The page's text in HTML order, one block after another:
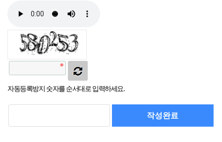
자동등록방지 숫자를 순서대로 입력하세요.
작성완료